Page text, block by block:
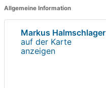
Allgemeine Information
Markus Halmschlager
auf der Karte
anzeigen